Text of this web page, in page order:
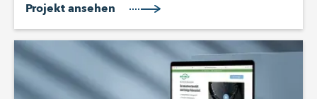
Projekt ansehen